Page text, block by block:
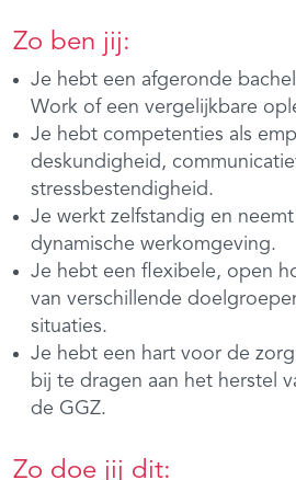
Zo ben jij:
Je hebt een afgeronde
Work of een vergelijkbare
Je hebt competenties als
deskundigheid,
stressbestendigheid.
Je werkt zelfstandig en
dynamische werkomgeving.
Je hebt een flexibele, open
van verschillende
situaties.
Je hebt een hart voor de
bij te dragen aan het herstel
de GGZ.
Zo doe jij dit: